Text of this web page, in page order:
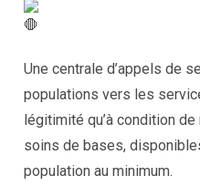
Une centrale d’appels de
populations vers les
légitimité qu’à condition
soins de bases,
population au minimum.